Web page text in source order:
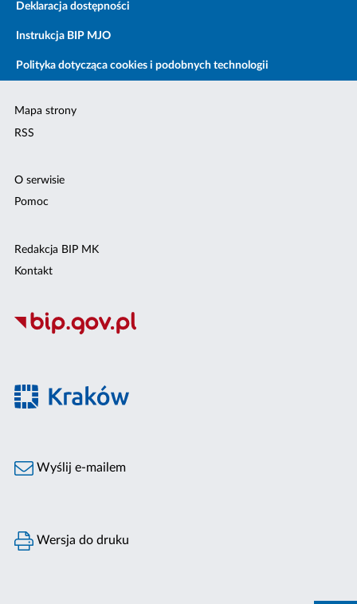
Deklaracja dostępności
Instrukcja BIP MJO
Polityka dotycząca cookies i podobnych technologii
Mapa strony
RSS
O serwisie
Pomoc
Redakcja BIP MK
Kontakt
Wyślij e-mailem
Wersja do druku